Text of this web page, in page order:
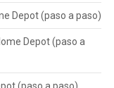
Depot (paso a paso)
Depot (paso a